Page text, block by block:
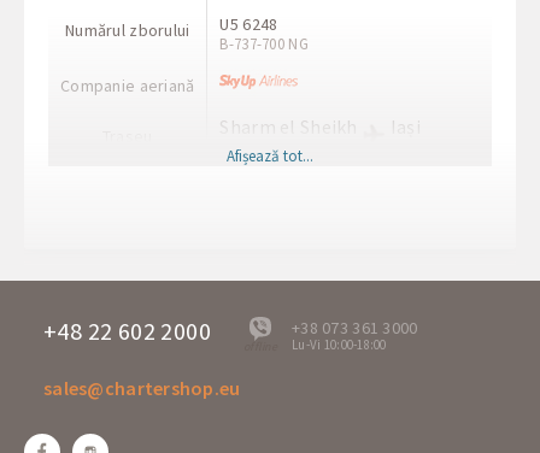
Numărul zborului
Companie aeriană
U5 6248
В-737-700 NG
Sharm el Sheikh
SSH
Iași
В-737-700 NG
Afișează tot...
+48 22 602 2000
offline
+38 073 361 3000
Lu-Vi 10:00-18:00
sales@chartershop.eu